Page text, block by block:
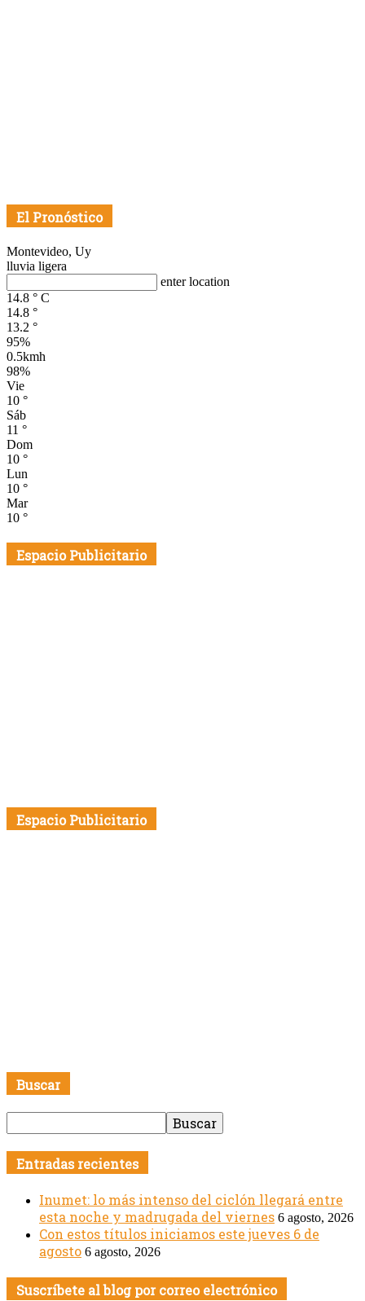
El Pronóstico
Montevideo, Uy
lluvia ligera
enter location
14.8 ° C
14.8 °
13.2 °
95%
0.5kmh
98%
Vie
10 °
Sáb
11 °
Dom
10 °
Lun
10 °
Mar
10 °
Espacio Publicitario
Espacio Publicitario
Buscar
Entradas recientes
Inumet: lo más intenso del ciclón llegará entre
esta noche y madrugada del viernes 6 agosto, 2026
Con estos títulos iniciamos este jueves 6 de
agosto 6 agosto, 2026
Suscríbete al blog por correo electrónico